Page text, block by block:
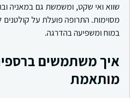
שווא ואי שקט, ומשמשת גם במאניה
מסוימות. התרופה פועלת על קולטנים
במוח ומשפיעה בהדרגה.
איך משתמשים
מותאמת